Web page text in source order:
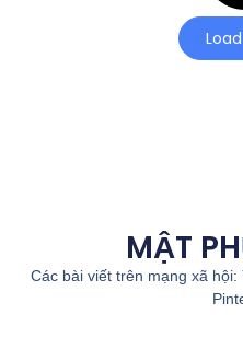
MẬT
Các bài viết trên mạng xã hội: